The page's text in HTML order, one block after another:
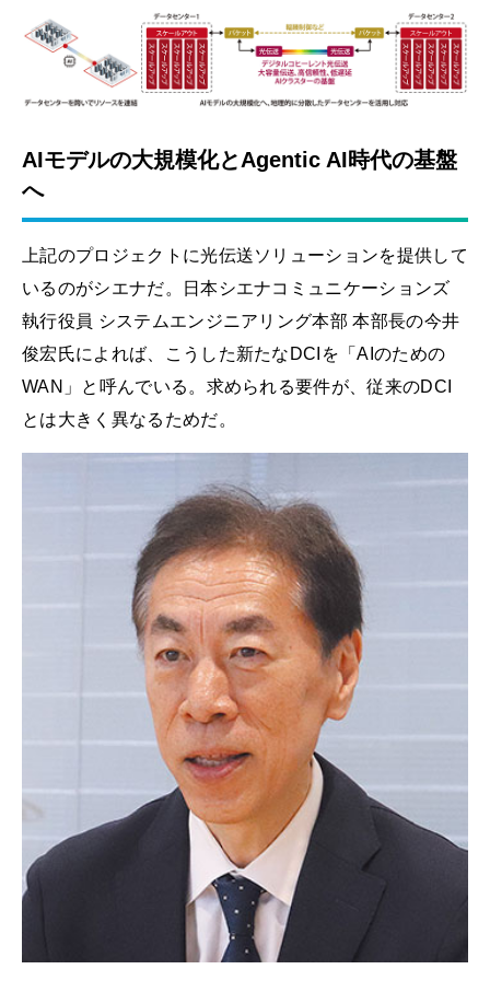
AIモデルの大規模化とAgentic AI時代の基盤
へ
上記のプロジェクトに光伝送ソリューションを提供して
いるのがシエナだ。日本シエナコミュニケーションズ
執行役員 システムエンジニアリング本部 本部長の今井
俊宏氏によれば、こうした新たなDCIを「AIのための
WAN」と呼んでいる。求められる要件が、従来のDCI
とは大きく異なるためだ。